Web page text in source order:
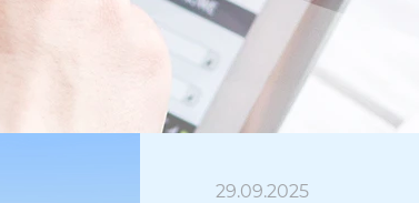
29.09.2025